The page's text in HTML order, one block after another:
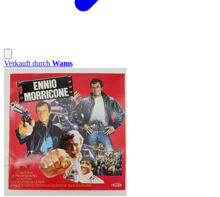
Verkauft durch Wams